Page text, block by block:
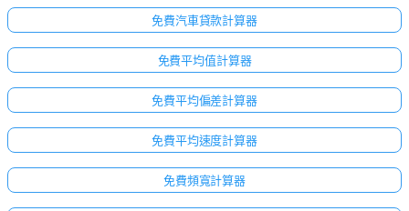
免費汽車貸款計算器
免費平均值計算器
免費平均偏差計算器
免費平均速度計算器
免費頻寬計算器